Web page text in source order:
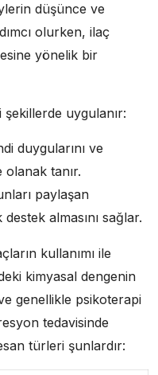
düşünce ve
olurken, ilaç
yönelik bir
şekillerde uygulanır:
duygularını ve
tanır.
paylaşan
almasını sağlar.
kullanımı ile
kimyasal dengenin
genellikle psikoterapi
tedavisinde
türleri şunlardır: